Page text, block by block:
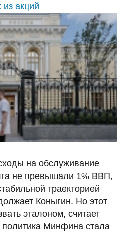
акций
на обслуживание
не превышали 1% ВВП,
траекторией
Коныгин. Но этот
эталоном, считает
политика Минфина стала